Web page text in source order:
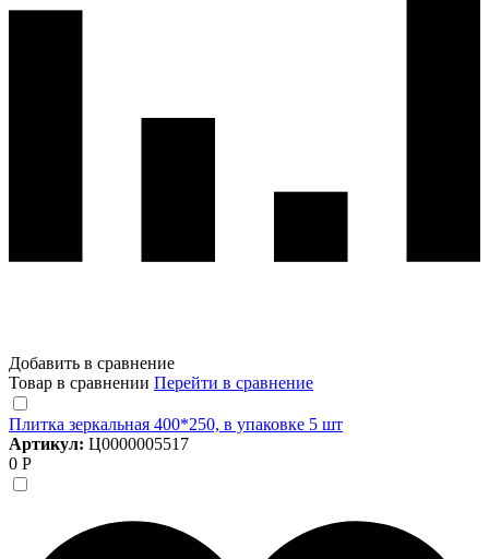
Добавить в сравнение
Товар в сравнении Перейти в сравнение
Плитка зеркальная 400*250, в упаковке 5 шт
Артикул: Ц0000005517
0 Р